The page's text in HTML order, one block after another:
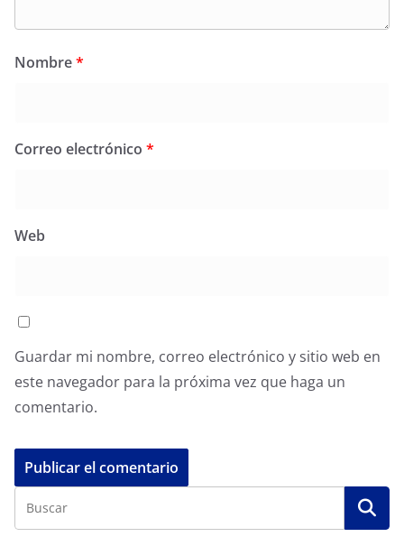
Nombre*
Correo electrónico *
Web
Guardar mi nombre, correo electrónico y sitio web en
este navegador para la próxima vez que haga un
comentario.